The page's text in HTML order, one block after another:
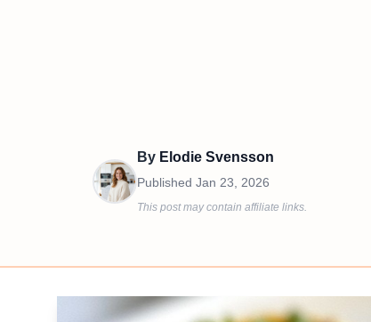
By Elodie Svensson
Published Jan 23, 2026
This post may contain affiliate links.